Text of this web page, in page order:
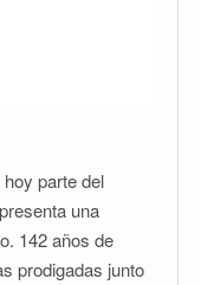
parte del
una
142 años de
prodigadas junto